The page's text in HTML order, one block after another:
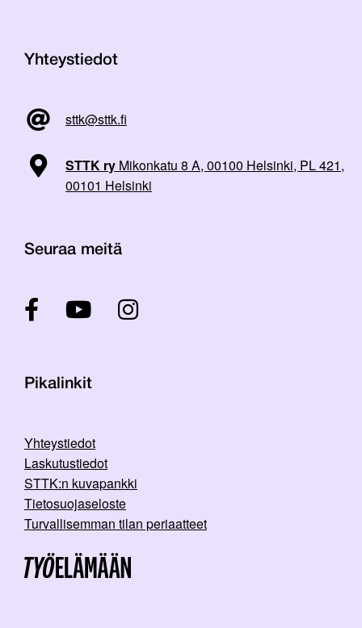
Yhteystiedot
sttk@sttk.fi
STTK ry Mikonkatu 8 A, 00100 Helsinki, PL 421,
00101 Helsinki
Seuraa meitä
Pikalinkit
Yhteystiedot
Laskutustiedot
STTK:n kuvapankki
Tietosuojaseloste
Turvallisemman tilan periaatteet